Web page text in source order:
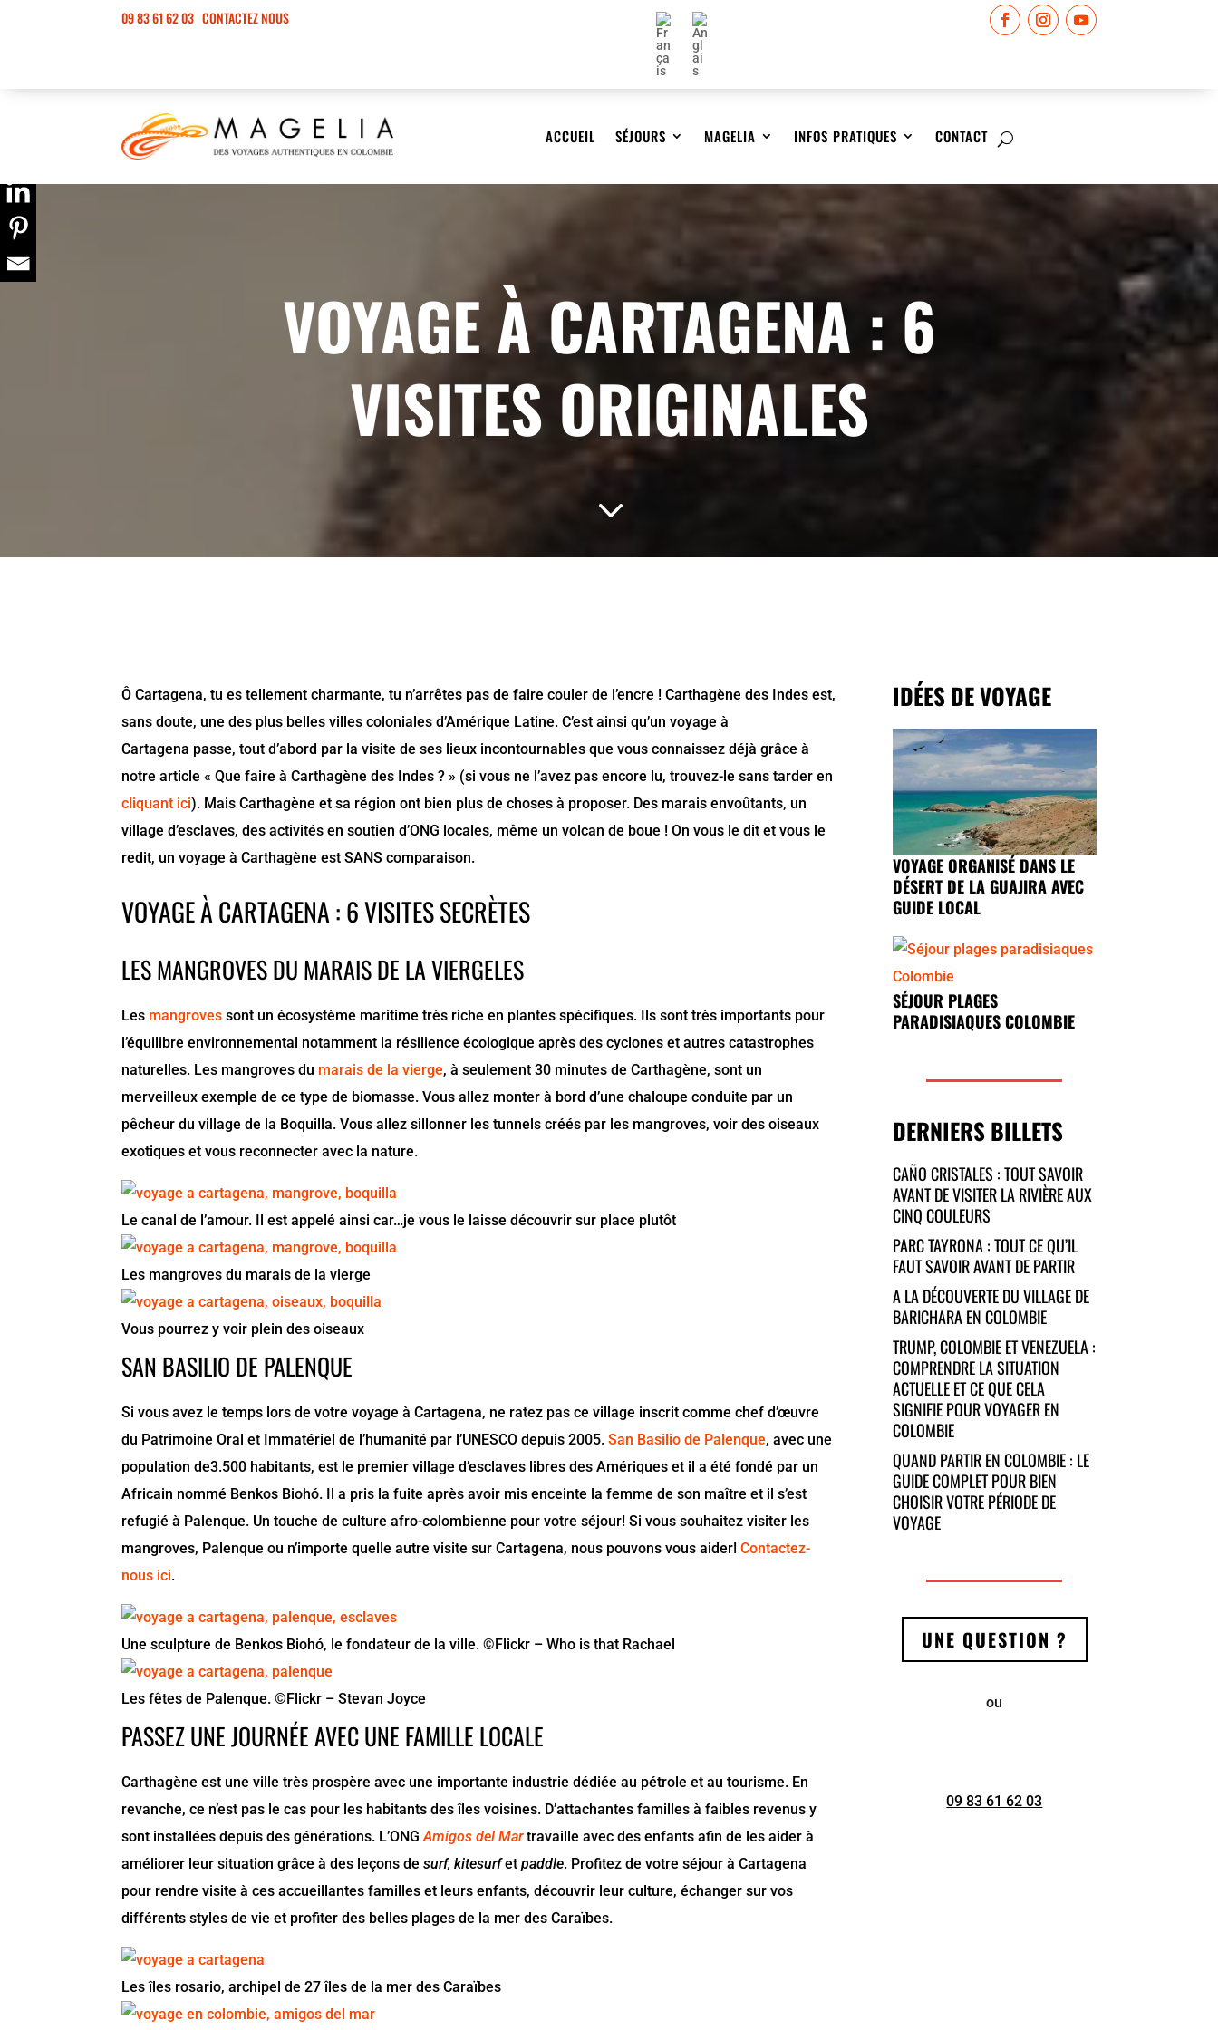
09 83 61 62 03 CONTACTEZ NOUS
ACCUEIL SÉJOURS MAGELIA INFOS PRATIQUES CONTACT
VOYAGE À CARTAGENA : 6
VISITES ORIGINALES
3
Ô Cartagena, tu es tellement charmante, tu n’arrêtes pas de faire couler de l’encre ! Carthagène des Indes est,
sans doute, une des plus belles villes coloniales d’Amérique Latine. C’est ainsi qu’un voyage à
Cartagena passe, tout d’abord par la visite de ses lieux incontournables que vous connaissez déjà grâce à
notre article « Que faire à Carthagène des Indes ? » (si vous ne l’avez pas encore lu, trouvez-le sans tarder en
cliquant ici). Mais Carthagène et sa région ont bien plus de choses à proposer. Des marais envoûtants, un
village d’esclaves, des activités en soutien d’ONG locales, même un volcan de boue ! On vous le dit et vous le
redit, un voyage à Carthagène est SANS comparaison.
VOYAGE À CARTAGENA : 6 VISITES SECRÈTES
LES MANGROVES DU MARAIS DE LA VIERGELES
Les mangroves sont un écosystème maritime très riche en plantes spécifiques. Ils sont très importants pour
l’équilibre environnemental notamment la résilience écologique après des cyclones et autres catastrophes
naturelles. Les mangroves du marais de la vierge, à seulement 30 minutes de Carthagène, sont un
merveilleux exemple de ce type de biomasse. Vous allez monter à bord d’une chaloupe conduite par un
pêcheur du village de la Boquilla. Vous allez sillonner les tunnels créés par les mangroves, voir des oiseaux
exotiques et vous reconnecter avec la nature.
Le canal de l’amour. Il est appelé ainsi car…je vous le laisse découvrir sur place plutôt
Les mangroves du marais de la vierge
Vous pourrez y voir plein des oiseaux
SAN BASILIO DE PALENQUE
Si vous avez le temps lors de votre voyage à Cartagena, ne ratez pas ce village inscrit comme chef d’œuvre
du Patrimoine Oral et Immatériel de l’humanité par l’UNESCO depuis 2005.San Basilio de Palenque, avec une
population de3.500 habitants, est le premier village d’esclaves libres des Amériques et il a été fondé par un
Africain nommé Benkos Biohó. Il a pris la fuite après avoir mis enceinte la femme de son maître et il s’est
refugié à Palenque. Un touche de culture afro-colombienne pour votre séjour! Si vous souhaitez visiter les
mangroves, Palenque ou n’importe quelle autre visite sur Cartagena, nous pouvons vous aider!Contactez-
nous ici.
Une sculpture de Benkos Biohó, le fondateur de la ville. ©Flickr – Who is that Rachael
Les fêtes de Palenque. ©Flickr – Stevan Joyce
PASSEZ UNE JOURNÉE AVEC UNE FAMILLE LOCALE
Carthagène est une ville très prospère avec une importante industrie dédiée au pétrole et au tourisme. En
revanche, ce n’est pas le cas pour les habitants des îles voisines. D’attachantes familles à faibles revenus y
sont installées depuis des générations. L’ONGAmigos del Martravaille avec des enfants afin de les aider à
améliorer leur situation grâce à des leçons desurf, kitesurfetpaddle. Profitez de votre séjour à Cartagena
pour rendre visite à ces accueillantes familles et leurs enfants, découvrir leur culture, échanger sur vos
différents styles de vie et profiter des belles plages de la mer des Caraïbes.
Les îles rosario, archipel de 27 îles de la mer des Caraïbes
IDÉES DE VOYAGE
VOYAGE ORGANISÉ DANS LE
DÉSERT DE LA GUAJIRA AVEC
GUIDE LOCAL
SÉJOUR PLAGES
PARADISIAQUES COLOMBIE
DERNIERS BILLETS
CAÑO CRISTALES : TOUT SAVOIR
AVANT DE VISITER LA RIVIÈRE AUX
CINQ COULEURS
PARC TAYRONA : TOUT CE QU’IL
FAUT SAVOIR AVANT DE PARTIR
A LA DÉCOUVERTE DU VILLAGE DE
BARICHARA EN COLOMBIE
TRUMP, COLOMBIE ET VENEZUELA :
COMPRENDRE LA SITUATION
ACTUELLE ET CE QUE CELA
SIGNIFIE POUR VOYAGER EN
COLOMBIE
QUAND PARTIR EN COLOMBIE : LE
GUIDE COMPLET POUR BIEN
CHOISIR VOTRE PÉRIODE DE
VOYAGE
UNE QUESTION ?
ou
09 83 61 62 03